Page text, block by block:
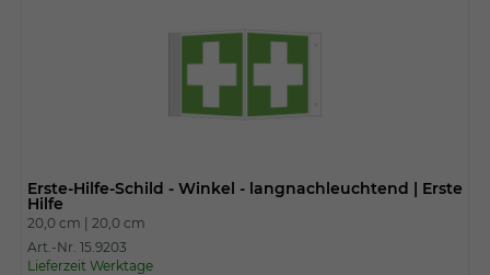
Erste-Hilfe-Schild - Winkel - langnachleuchtend | Erste
Hilfe
20,0 cm | 20,0 cm
Art.-Nr. 15.9203
Lieferzeit Werktage